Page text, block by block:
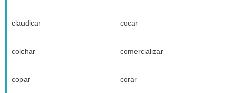
claudicar cocar
colchar comercializar
copar corar